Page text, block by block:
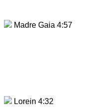
Madre Gaia 4:57
Lorein 4:32